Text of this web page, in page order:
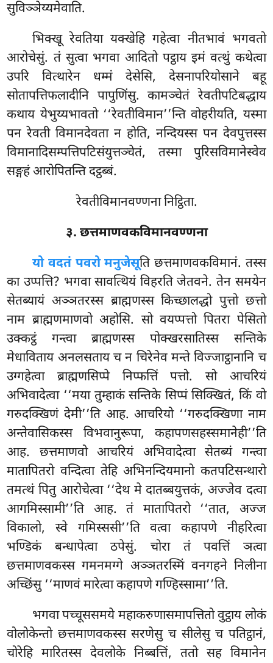
सुविञ्ञेय्यमेवाति.
भिक्खू रेवतिया यक्खेहि गहेत्वा नीतभावं भगवतो
आरोचेसुं. तं सुत्वा भगवा आदितो पट्ठाय इमं वत्थुं कथेत्वा
उपरि वित्थारेन धम्मं देसेसि, देसनापरियोसाने बहू
सोतापत्तिफलादीनि पापुणिंसु. कामञ्चेतं रेवतीपटिबद्धाय
कथाय येभुय्यभावतो ‘‘रेवतीविमान’’न्ति वोहरीयति, यस्मा
पन रेवती विमानदेवता न होति, नन्दियस्स पन देवपुत्तस्स
विमानादिसम्पत्तिपटिसंयुत्तञ्चेतं, तस्मा पुरिसविमानेस्वेव
सङ्गहं आरोपितन्ति दट्ठब्बं.
रेवतीविमानवण्णना निट्ठिता.
३. छत्तमाणवकविमानवण्णना
यो वदतं पवरो मनुजेसूति छत्तमाणवकविमानं. तस्स
का उप्पत्ति? भगवा सावत्थियं विहरति जेतवने. तेन समयेन
सेतब्यायं अञ्ञतरस्स ब्राह्मणस्स किच्छालद्धो पुत्तो छत्तो
नाम ब्राह्मणमाणवो अहोसि. सो वयप्पत्तो पितरा पेसितो
उक्कट्ठं गन्त्वा ब्राह्मणस्स पोक्खरसातिस्स सन्तिके
मेधाविताय अनलसताय च न चिरेनेव मन्ते विज्जाट्ठानानि च
उग्गहेत्वा ब्राह्मणसिप्पे निप्फत्तिं पत्तो. सो आचरियं
अभिवादेत्वा ‘‘मया तुम्हाकं सन्तिके सिप्पंसिक्खितं, किं वो
गरुदक्खिणं देमी’’ति आह. आचरियो ‘‘गरुदक्खिणा नाम
अन्तेवासिकस्स विभवानुरूपा, कहापणसहस्समानेही’’ति
आह. छत्तमाणवो आचरियं अभिवादेत्वा सेतब्यं गन्त्वा
मातापितरो वन्दित्वा तेहि अभिनन्दियमानो कतपटिसन्थारो
तमत्थं पितु आरोचेत्वा ‘‘देथ मे दातब्बयुत्तकं, अज्जेव दत्वा
आगमिस्सामी’’ति आह. तं मातापितरो ‘‘तात, अज्ज
विकालो, स्वे गमिस्ससी’’ति वत्वा कहापणे नीहरित्वा
भण्डिकं बन्धापेत्वा ठपेसुं. चोरा तं पवत्तिं ञत्वा
छत्तमाणवकस्स गमनमग्गे अञ्ञतरस्मिं वनगहने निलीना
अच्छिंसु ‘‘माणवं मारेत्वा कहापणे गण्हिस्सामा’’ति.
भगवा पच्चूससमये महाकरुणासमापत्तितो वुट्ठाय लोकं
वोलोकेन्तो छत्तमाणवकस्स सरणेसु च सीलेसु च पतिट्ठानं,
चोरेहि मारितस्स देवलोके निब्बत्तिं, ततो सह विमानेन